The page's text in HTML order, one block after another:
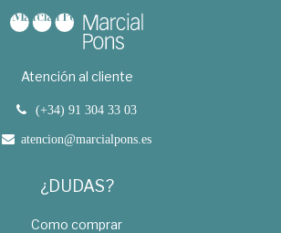
Atención al cliente
(+34) 91 304 33 03
atencion@marcialpons.es
¿DUDAS?
Como comprar